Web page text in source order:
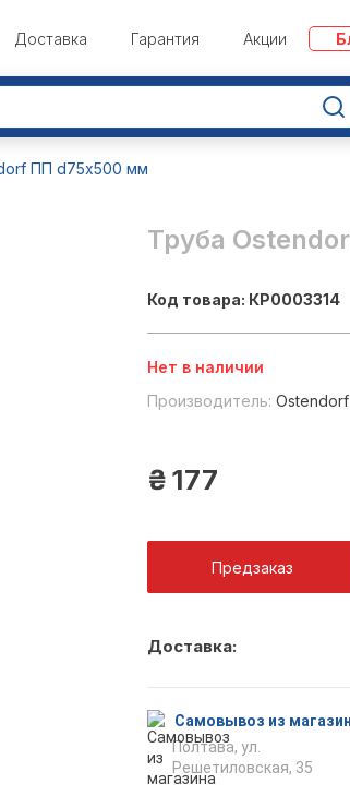
Доставка Гарантия Акции
ПП d75х500 мм
Труба
Код товара: КР0003314
Нет в наличии
Производитель: Ostendorf
₴ 177
Предзаказ
Доставка:
Самовывоз из
Полтава, ул.
Решетиловская, 35